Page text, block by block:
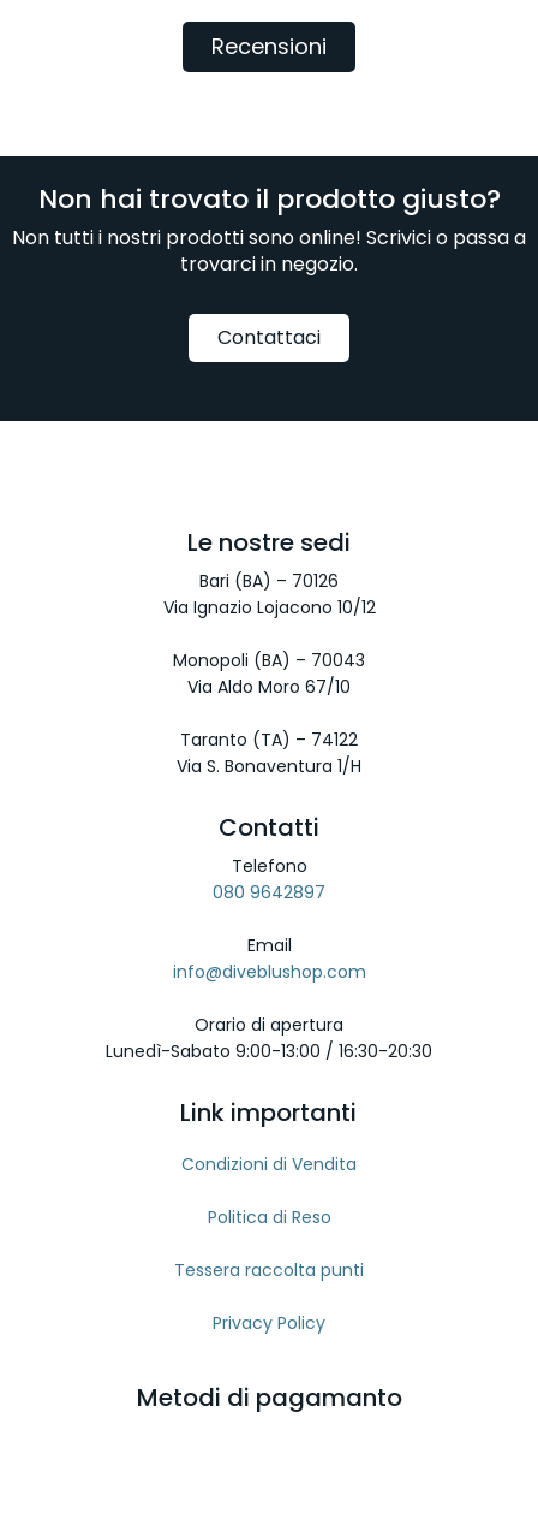
Recensioni
Non hai trovato il prodotto giusto?
Non tutti i nostri prodotti sono online! Scrivici o passa a
trovarci in negozio.
Contattaci
Le nostre sedi
Bari (BA) – 70126
Via Ignazio Lojacono 10/12
Monopoli (BA) – 70043
Via Aldo Moro 67/10
Taranto (TA) – 74122
Via S. Bonaventura 1/H
Contatti
Telefono
080 9642897
Email
info@diveblushop.com
Orario di apertura
Lunedì-Sabato 9:00-13:00 / 16:30-20:30
Link importanti
Condizioni di Vendita
Politica di Reso
Tessera raccolta punti
Privacy Policy
Metodi di pagamanto